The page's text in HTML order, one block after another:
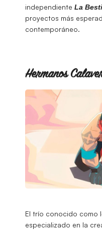
independiente La
proyectos más
contemporáneo.
Hermanos
El trío conocido como
especializado en la